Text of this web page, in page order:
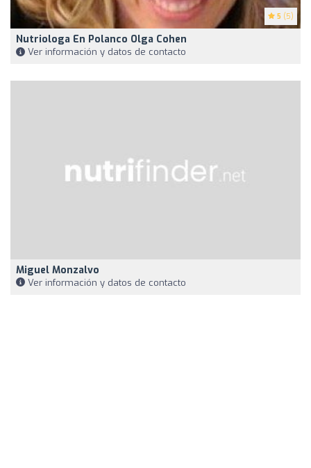
5 (5)
Nutriologa En Polanco Olga Cohen
Ver información y datos de contacto
Miguel Monzalvo
Ver información y datos de contacto